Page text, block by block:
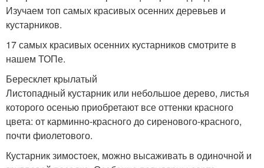
Изучаем топ самых красивых осенних деревьев и
кустарников.
17 самых красивых осенних кустарников смотрите в
нашем ТОПе.
Бересклет крылатый
Листопадный кустарник или небольшое дерево, листья
которого осенью приобретают все оттенки красного
цвета: от карминно-красного до сиренового-красного,
почти фиолетового.
Кустарник зимостоек, можно высаживать в одиночной и